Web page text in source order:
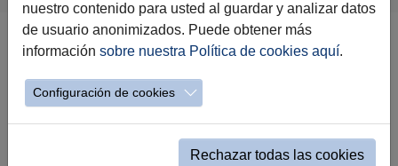
Martes 23 de Septiembre
nuestro contenido para usted al guardar y analizar datos
de usuario anonimizados. Puede obtener más
información sobre nuestra Política de cookies aquí.
Configuración de cookies
Rechazar todas las cookies